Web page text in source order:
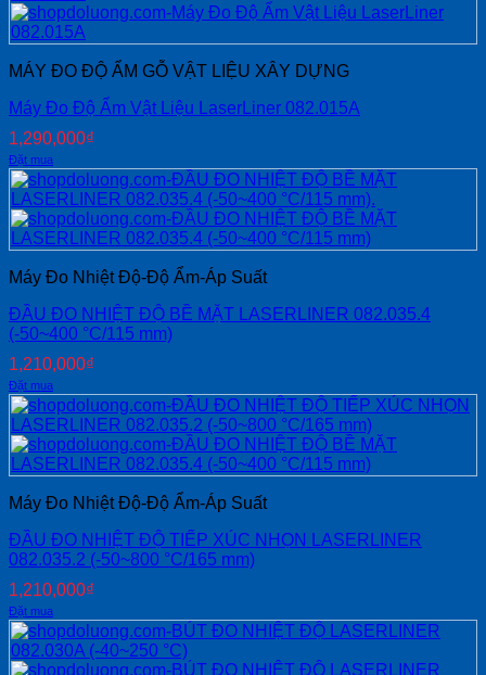
MÁY ĐO ĐỘ ẨM GỖ VẬT LIỆU XÂY DỰNG
Máy Đo Độ Ẩm Vật Liệu LaserLiner 082.015A
1,290,000₫
Đặt mua
Máy Đo Nhiệt Độ-Độ Ẩm-Áp Suất
ĐẦU ĐO NHIỆT ĐỘ BỀ MẶT LASERLINER 082.035.4
(-50~400 °C/115 mm)
1,210,000₫
Đặt mua
Máy Đo Nhiệt Độ-Độ Ẩm-Áp Suất
ĐẦU ĐO NHIỆT ĐỘ TIẾP XÚC NHỌN LASERLINER
082.035.2 (-50~800 °C/165 mm)
1,210,000₫
Đặt mua